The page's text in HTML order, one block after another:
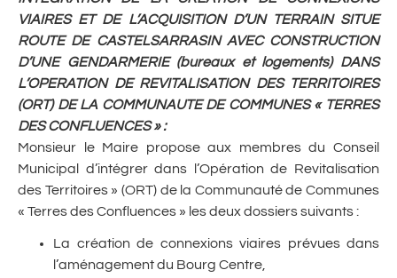
VIAIRES ET DE L’ACQUISITION D’UN TERRAIN SITUE
ROUTE DE CASTELSARRASIN AVEC CONSTRUCTION
D’UNE GENDARMERIE (bureaux et logements) DANS
L’OPERATION DE REVITALISATION DES TERRITOIRES
(ORT) DE LA COMMUNAUTE DE COMMUNES « TERRES
DES CONFLUENCES »:
Monsieur le Maire propose aux membres du Conseil
Municipal d’intégrer dans l’Opération de Revitalisation
des Territoires » (ORT) de la Communauté de Communes
« Terres des Confluences » les deux dossiers suivants :
La création de connexions viaires prévues dans
l’aménagement du Bourg Centre,